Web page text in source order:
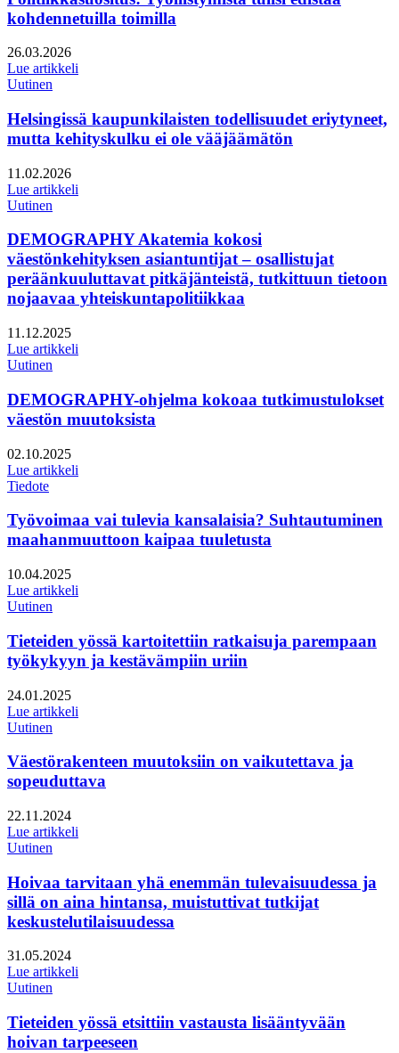
kohdennetuilla toimilla
Julkaistu:
26.03.2026
Lue artikkeli
Uutinen
Helsingissä kaupunkilaisten todellisuudet eriytyneet,
mutta kehityskulku ei ole vääjäämätön
Julkaistu:
11.02.2026
Lue artikkeli
Uutinen
DEMOGRAPHY Akatemia kokosi
väestönkehityksen asiantuntijat – osallistujat
peräänkuuluttavat pitkäjänteistä, tutkittuun tietoon
nojaavaa yhteiskuntapolitiikkaa
Julkaistu:
11.12.2025
Lue artikkeli
Uutinen
DEMOGRAPHY-ohjelma kokoaa tutkimustulokset
väestön muutoksista
Julkaistu:
02.10.2025
Lue artikkeli
Tiedote
Työvoimaa vai tulevia kansalaisia? Suhtautuminen
maahanmuuttoon kaipaa tuuletusta
Julkaistu:
10.04.2025
Lue artikkeli
Uutinen
Tieteiden yössä kartoitettiin ratkaisuja parempaan
työkykyyn ja kestävämpiin uriin
Julkaistu:
24.01.2025
Lue artikkeli
Uutinen
Väestörakenteen muutoksiin on vaikutettava ja
sopeuduttava
Julkaistu:
22.11.2024
Lue artikkeli
Uutinen
Hoivaa tarvitaan yhä enemmän tulevaisuudessa ja
sillä on aina hintansa, muistuttivat tutkijat
keskustelutilaisuudessa
Julkaistu:
31.05.2024
Lue artikkeli
Uutinen
Tieteiden yössä etsittiin vastausta lisääntyvään
hoivan tarpeeseen